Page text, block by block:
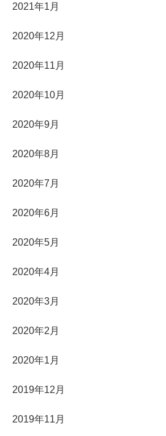
2021年1月
2020年12月
2020年11月
2020年10月
2020年9月
2020年8月
2020年7月
2020年6月
2020年5月
2020年4月
2020年3月
2020年2月
2020年1月
2019年12月
2019年11月